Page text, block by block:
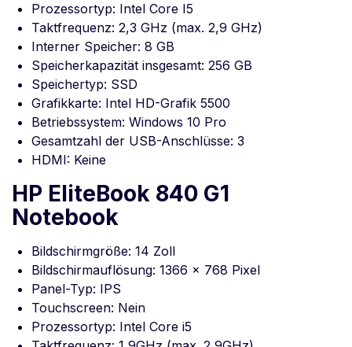
Prozessortyp: Intel Core I5
Taktfrequenz: 2,3 GHz (max. 2,9 GHz)
Interner Speicher: 8 GB
Speicherkapazität insgesamt: 256 GB
Speichertyp: SSD
Grafikkarte: Intel HD-Grafik 5500
Betriebssystem: Windows 10 Pro
Gesamtzahl der USB-Anschlüsse: 3
HDMI: Keine
HP EliteBook 840 G1
Notebook
Bildschirmgröße: 14 Zoll
Bildschirmauflösung: 1366 x 768 Pixel
Panel-Typ: IPS
Touchscreen: Nein
Prozessortyp: Intel Core i5